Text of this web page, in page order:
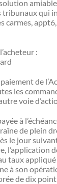
tribunaux qui
carmes,
:
de
les
voie
à
de plein
le jour
l’application
taux
à son
de dix